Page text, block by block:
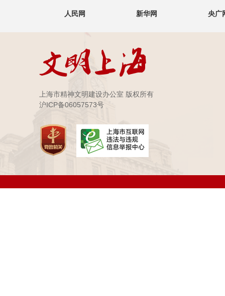
人民网 新华网 央广
上海市精神文明建设办公室 版权所有
沪ICP备06057573号